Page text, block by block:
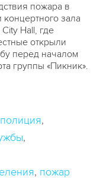
пожара в
концертного зала
Hall, где
открыли
перед началом
группы «Пикник».
полиция
пожар